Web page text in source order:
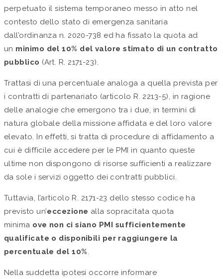
perpetuato il sistema temporaneo messo in atto nel
contesto dello stato di emergenza sanitaria
dall’ordinanza n. 2020-738 ed ha fissato la quota ad
un minimo del 10% del valore stimato di un contratto
pubblico (Art. R. 2171-23).
Trattasi di una percentuale analoga a quella prevista per
i contratti di partenariato (articolo R. 2213-5), in ragione
delle analogie che emergono tra i due, in termini di
natura globale della missione affidata e del loro valore
elevato. In effetti, si tratta di procedure di affidamento a
cui è difficile accedere per le PMI in quanto queste
ultime non dispongono di risorse sufficienti a realizzare
da sole i servizi oggetto dei contratti pubblici.
Tuttavia, l’articolo R. 2171-23 dello stesso codice ha
previsto un’eccezione alla sopracitata quota
minima ove non ci siano PMI sufficientemente
qualificate o disponibili per raggiungere la
percentuale del 10%.
Nella suddetta ipotesi occorre informare